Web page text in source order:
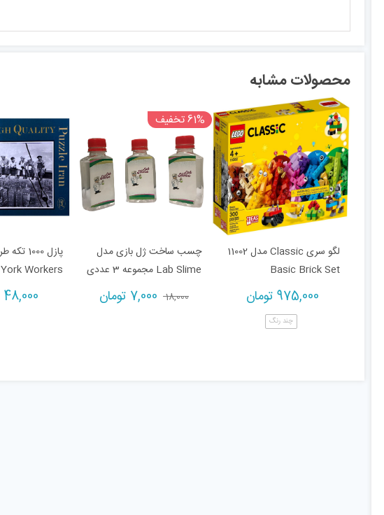
محصولات مشابه
لگو سری Classic مدل 11002
Basic Brick Set
975,000 تومان
چند رنگ
61% تخفیف
چسب ساخت ژل بازی مدل
Lab Slime مجموعه 3 عددی
18,000
Original
7,000 تومان
York Workers
48,000